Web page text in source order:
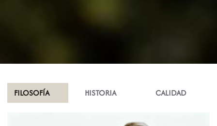
FILOSOFÍA HISTORIA CALIDAD